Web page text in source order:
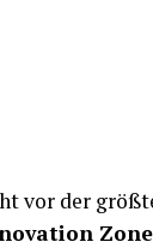
vor der
Zone